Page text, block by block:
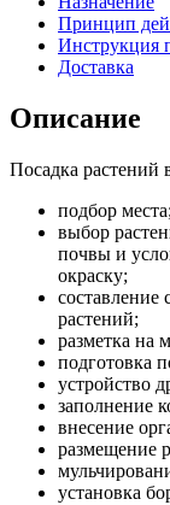
Принцип
Инструкция
Доставка
Описание
Посадка растений
подбор места;
выбор
почвы и
окраску;
составление
растений;
разметка на
подготовка
устройство
заполнение
внесение
размещение
установка